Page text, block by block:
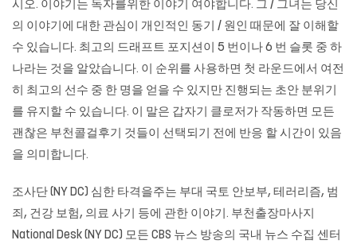
시오. 이야기는 독자를위한 이야기 ​​여야합니다. 그 / 그녀는 당신
의 이야기에 대한 관심이 개인적인 동기 / 원인 때문에 잘 이해할
수 있습니다. 최고의 드래프트 포지션이 5 번이나 6 번 슬롯 중 하
나라는 것을 알았습니다. 이 순위를 사용하면 첫 라운드에서 여전
히 최고의 선수 중 한 명을 얻을 수 있지만 진행되는 초안 분위기
를 유지할 수 있습니다. 이 말은 갑자기 클로저가 작동하면 모든
괜찮은 부천콜걸후기 것들이 선택되기 전에 반응 할 시간이 있음
을 의미합니다.
조사단 (NY DC) 심한 타격을주는 부대 국토 안보부, 테러리즘, 범
죄, 건강 보험, 의료 사기 등에 관한 이야기. 부천출장마사지
National Desk (NY DC) 모든 CBS 뉴스 방송의 국내 뉴스 수집 센터